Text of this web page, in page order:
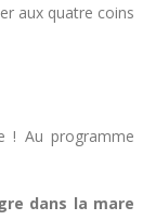
aux quatre coins
! Au programme
dans la mare